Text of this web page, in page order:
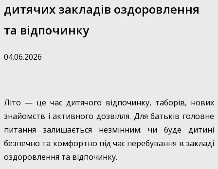
дитячих закладів оздоровлення
та відпочинку
04.06.2026
Літо — це час дитячого відпочинку, таборів, нових
знайомств і активного дозвілля. Для батьків головне
питання залишається незмінним: чи буде дитині
безпечно та комфортно під час перебування в закладі
оздоровлення та відпочинку.